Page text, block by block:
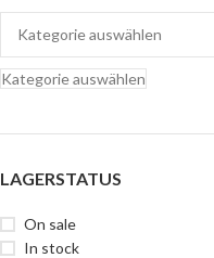
Kategorie auswählen
LAGERSTATUS
On sale
In stock